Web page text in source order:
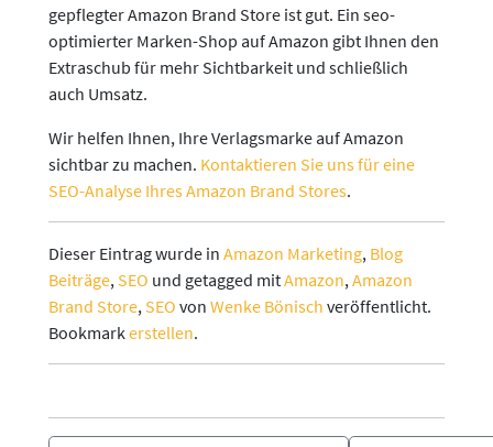
gepflegter Amazon Brand Store ist gut. Ein seo-
optimierter Marken-Shop auf Amazon gibt Ihnen den
Extraschub für mehr Sichtbarkeit und schließlich
auch Umsatz.
Wir helfen Ihnen, Ihre Verlagsmarke auf Amazon
sichtbar zu machen. Kontaktieren Sie uns für eine
SEO-Analyse Ihres Amazon Brand Stores.
Dieser Eintrag wurde in Amazon Marketing, Blog
Beiträge, SEO und getagged mitAmazon,Amazon
Brand Store, SEO von Wenke Bönisch veröffentlicht.
Bookmarkerstellen.